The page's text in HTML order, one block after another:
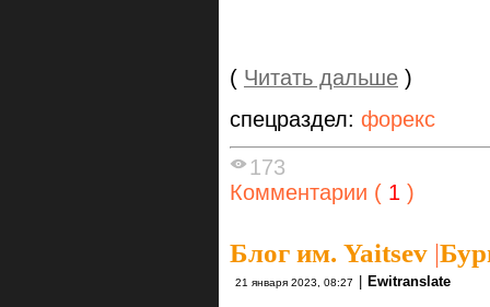
( Читать дальше )
спецраздел: форекс
173
Комментарии ( 1 )
Блог им. Yaitsev |
21 января 2023, 08:27 Ewitranslate